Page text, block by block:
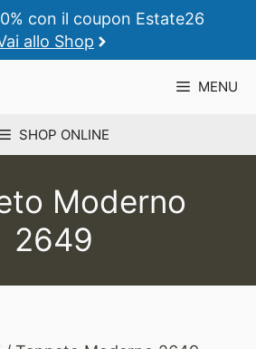
con il coupon Estate26
allo Shop
MENU
SHOP ONLINE
Moderno
2649